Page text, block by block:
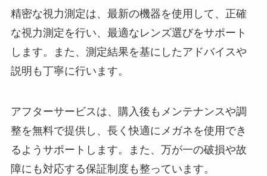
精密な視力測定は、最新の機器を使用して、正確
な視力測定を行い、最適なレンズ選びをサポート
します。また、測定結果を基にしたアドバイスや
説明も丁寧に行います。
アフターサービスは、購入後もメンテナンスや調
整を無料で提供し、長く快適にメガネを使用でき
るようサポートします。また、万が一の破損や故
障にも対応する保証制度も整っています。